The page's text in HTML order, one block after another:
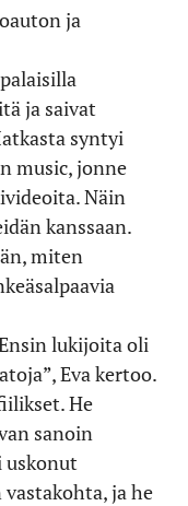
ja
ja saivat
syntyi
music, jonne
Näin
kanssaan.
miten
lukijoita oli
Eva kertoo.
He
sanoin
uskonut
ja he